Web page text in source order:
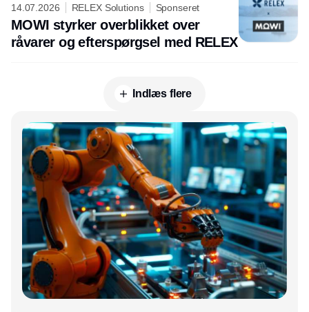
14.07.2026 RELEX Solutions Sponseret
MOWI styrker overblikket over
råvarer og efterspørgsel med RELEX
Indlæs flere
Annonce